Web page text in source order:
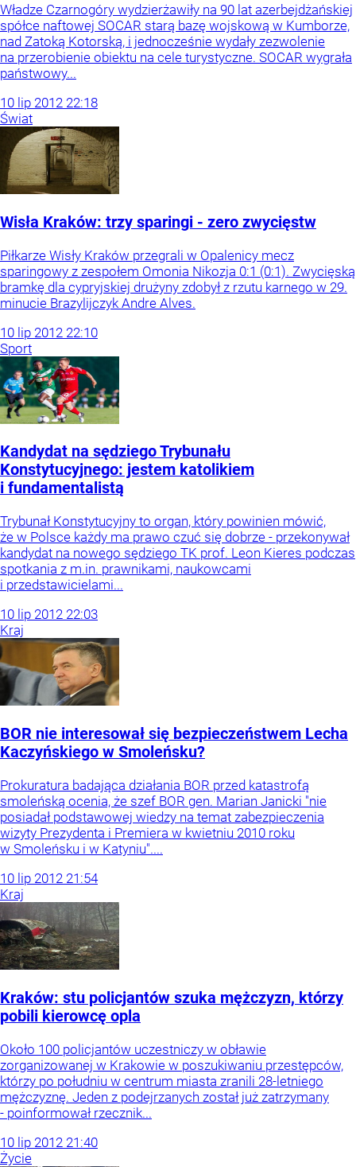
Władze Czarnogóry wydzierżawiły na 90 lat azerbejdżańskiej
spółce naftowej SOCAR starą bazę wojskową w Kumborze,
nad Zatoką Kotorską, i jednocześnie wydały zezwolenie
na przerobienie obiektu na cele turystyczne. SOCAR wygrała
państwowy...
10 lip 2012 22:18
Świat
Wisła Kraków: trzy sparingi - zero zwycięstw
Piłkarze Wisły Kraków przegrali w Opalenicy mecz
sparingowy z zespołem Omonia Nikozja 0:1 (0:1). Zwycięską
bramkę dla cypryjskiej drużyny zdobył z rzutu karnego w 29.
minucie Brazylijczyk Andre Alves.
10 lip 2012 22:10
Sport
Kandydat na sędziego Trybunału
Konstytucyjnego: jestem katolikiem
i fundamentalistą
Trybunał Konstytucyjny to organ, który powinien mówić,
że w Polsce każdy ma prawo czuć się dobrze - przekonywał
kandydat na nowego sędziego TK prof. Leon Kieres podczas
spotkania z m.in. prawnikami, naukowcami
i przedstawicielami...
10 lip 2012 22:03
Kraj
BOR nie interesował się bezpieczeństwem Lecha
Kaczyńskiego w Smoleńsku?
Prokuratura badająca działania BOR przed katastrofą
smoleńską ocenia, że szef BOR gen. Marian Janicki "nie
posiadał podstawowej wiedzy na temat zabezpieczenia
wizyty Prezydenta i Premiera w kwietniu 2010 roku
w Smoleńsku i w Katyniu"....
10 lip 2012 21:54
Kraj
Kraków: stu policjantów szuka mężczyzn, którzy
pobili kierowcę opla
Około 100 policjantów uczestniczy w obławie
zorganizowanej w Krakowie w poszukiwaniu przestępców,
którzy po południu w centrum miasta zranili 28-letniego
mężczyznę. Jeden z podejrzanych został już zatrzymany
- poinformował rzecznik...
10 lip 2012 21:40
Życie